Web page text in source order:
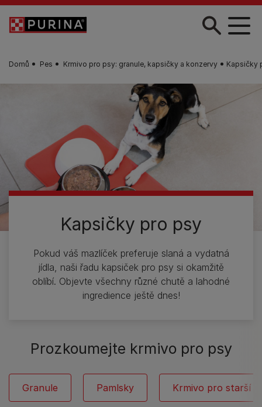
Skip to main content
Domů Pes Krmivo pro psy: granule, kapsičky a konzervy Kapsičky
Kapsičky pro psy
Pokud váš mazlíček preferuje slaná a vydatná
jídla, naši řadu kapsiček pro psy si okamžitě
oblíbí. Objevte všechny různé chutě a lahodné
ingredience ještě dnes!
Prozkoumejte krmivo pro psy
Granule Pamlsky Krmivo pro starší